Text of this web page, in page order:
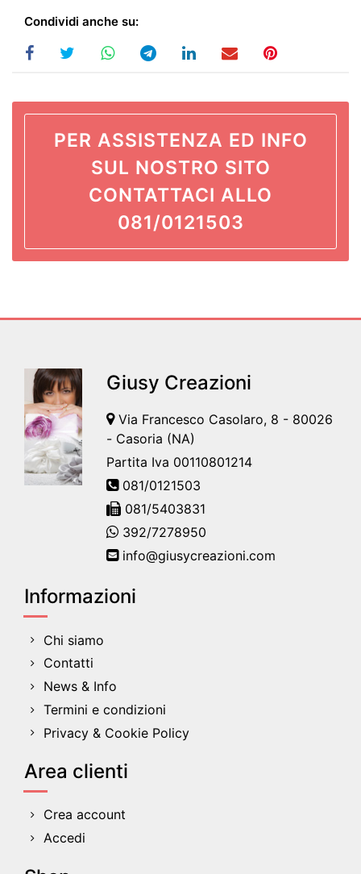
Condividi anche su:
PER ASSISTENZA ED INFO
SUL NOSTRO SITO
CONTATTACI ALLO
081/0121503
Giusy Creazioni
Via Francesco Casolaro, 8 - 80026
- Casoria (NA)
Partita Iva 00110801214
081/0121503
081/5403831
392/7278950
info@giusycreazioni.com
Informazioni
Chi siamo
Contatti
News & Info
Termini e condizioni
Privacy & Cookie Policy
Area clienti
Crea account
Accedi